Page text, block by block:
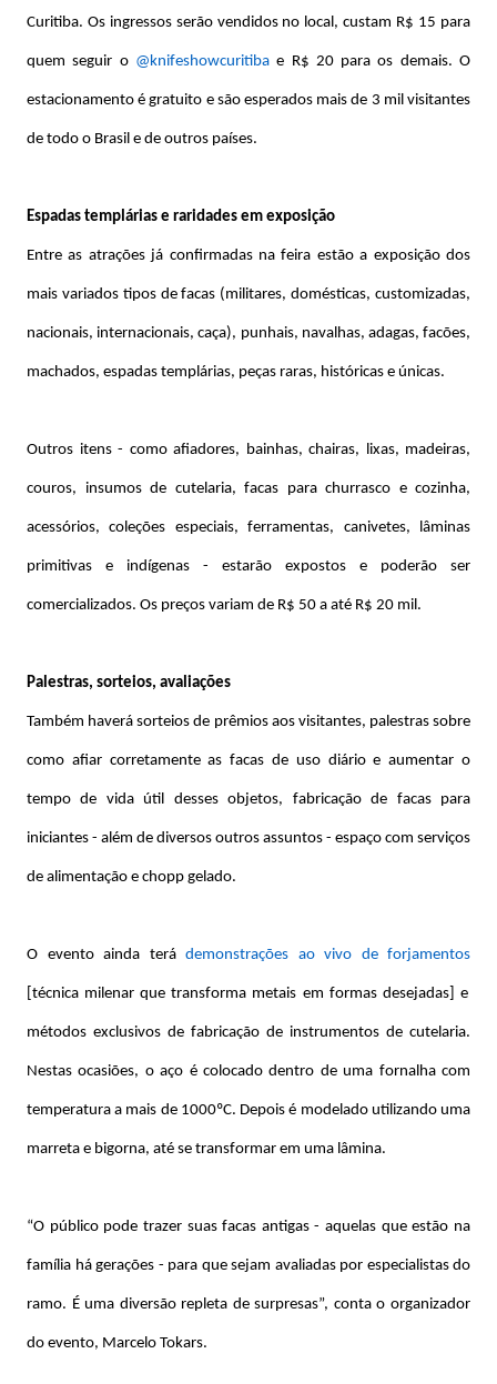
Curitiba. Os ingressos serão vendidos no local, custam R$ 15 para
quem seguir o @knifeshowcuritiba e R$ 20 para os demais. O
estacionamento é gratuito e são esperados mais de 3 mil visitantes
de todo o Brasil e de outros países.
Espadas templárias e raridades em exposição
Entre as atrações já confirmadas na feira estão a exposição dos
mais variados tipos de facas (militares, domésticas, customizadas,
nacionais, internacionais, caça), punhais, navalhas, adagas, facões,
machados, espadas templárias, peças raras, históricas e únicas.
Outros itens - como afiadores, bainhas, chairas, lixas, madeiras,
couros, insumos de cutelaria, facas para churrasco e cozinha,
acessórios, coleções especiais, ferramentas, canivetes, lâminas
primitivas e indígenas - estarão expostos e poderão ser
comercializados. Os preços variam de R$ 50 a até R$ 20 mil.
Palestras, sorteios, avaliações
Também haverá sorteios de prêmios aos visitantes, palestras sobre
como afiar corretamente as facas de uso diário e aumentar o
tempo de vida útil desses objetos, fabricação de facas para
iniciantes - além de diversos outros assuntos - espaço com serviços
de alimentação e chopp gelado.
O evento ainda terá demonstrações ao vivo de forjamentos
[técnica milenar que transforma metais em formas desejadas] e
métodos exclusivos de fabricação de instrumentos de cutelaria.
Nestas ocasiões, o aço é colocado dentro de uma fornalha com
temperatura a mais de 1000ºC. Depois é modelado utilizando uma
marreta e bigorna, até se transformar em uma lâmina.
“O público pode trazer suas facas antigas - aquelas que estão na
família há gerações - para que sejam avaliadas por especialistas do
ramo. É uma diversão repleta de surpresas”, conta o organizador
do evento, Marcelo Tokars.